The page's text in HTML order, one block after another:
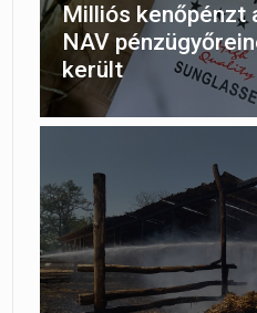
Milliós kenőpénzt
NAV
került